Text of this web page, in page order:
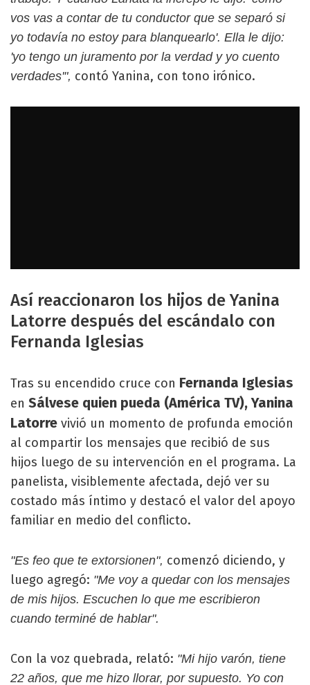
vos vas a contar de tu conductor que se separó si
yo todavía no estoy para blanquearlo'. Ella le dijo:
'yo tengo un juramento por la verdad y yo cuento
verdades'", contó Yanina, con tono irónico.
Así reaccionaron los hijos de Yanina
Latorre después del escándalo con
Fernanda Iglesias
Tras su encendido cruce con Fernanda Iglesias
en Sálvese quien pueda (América TV), Yanina
Latorre vivió un momento de profunda emoción
al compartir los mensajes que recibió de sus
hijos luego de su intervención en el programa. La
panelista, visiblemente afectada, dejó ver su
costado más íntimo y destacó el valor del apoyo
familiar en medio del conflicto.
"Es feo que te extorsionen", comenzó diciendo, y
luego agregó: "Me voy a quedar con los mensajes
de mis hijos. Escuchen lo que me escribieron
cuando terminé de hablar".
Con la voz quebrada, relató: "Mi hijo varón, tiene
22 años, que me hizo llorar, por supuesto. Yo con